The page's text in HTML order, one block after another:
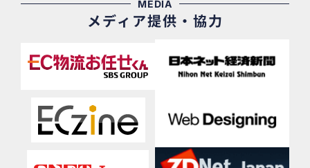
MEDIA
メディア提供・協力